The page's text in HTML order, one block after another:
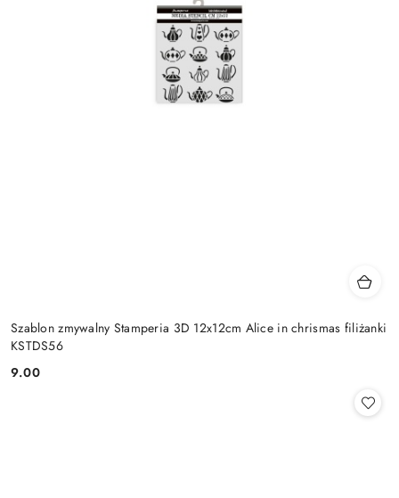
Szablon zmywalny Stamperia 3D 12x12cm Alice in chrismas filiżanki
KSTDS56
Cena:
9.00